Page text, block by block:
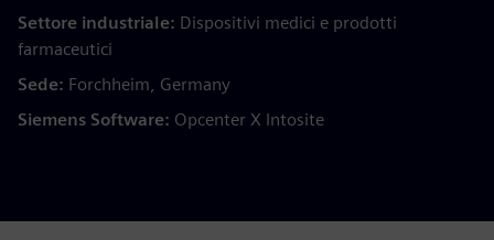
Settore industriale: Dispositivi medici e prodotti
farmaceutici
Sede: Forchheim, Germany
Siemens Software: Opcenter X Intosite